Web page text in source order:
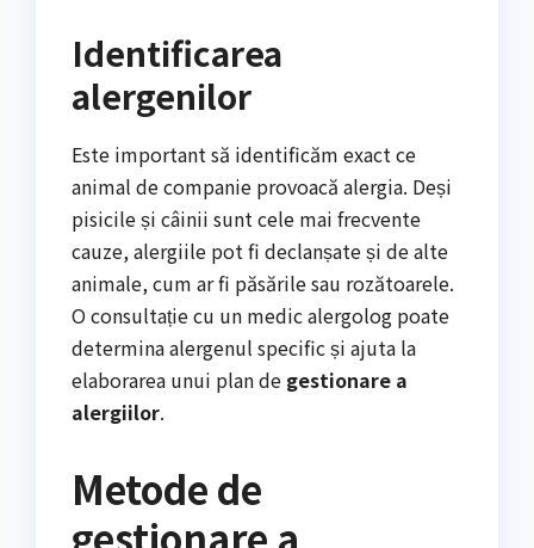
Identificarea
alergenilor
Este important să identificăm exact ce
animal de companie provoacă alergia. Deși
pisicile și câinii sunt cele mai frecvente
cauze, alergiile pot fi declanșate și de alte
animale, cum ar fi păsările sau rozătoarele.
O consultație cu un medic alergolog poate
determina alergenul specific și ajuta la
elaborarea unui plan de gestionare a
alergiilor.
Metode de